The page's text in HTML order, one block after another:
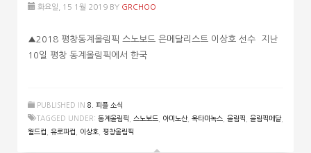
화요일, 15 1월 2019 BY GRCHOO
▲2018 평창동계올림픽 스노보드 은메달리스트 이상호 선수 지난
10일 평창 동계올림픽에서 한국
PUBLISHED IN 8. 피플 소식
TAGGED UNDER: 동계올림픽 스노보드 아미노산, 옥타미녹스 올림픽 올림픽메달,
월드컵
유로파컵 이상호 평창올림픽